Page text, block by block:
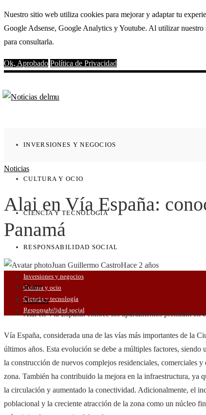
Nuestro sitio web utiliza cookies para mejorar y adaptar tu
Google Adsense, Google Analytics y Youtube. Al utilizar
para consultarla.
Ok, Aprobado Política de Privacidad
INVERSIONES Y NEGOCIOS
CULTURA Y OCIO
CIENCIA Y TECNOLOGÍA
RESPONSABILIDAD SOCIAL
Inversiones y negocios
Cultura y ocio
Ciencia y tecnología
Responsabilidad social
Noticias
Alai en Vía España:
Panamá
Juan Guillermo CastroHace 2 años
Home
Noticias
Alai en Vía España: conoce los apartamentos premium en
Vía España, considerada una de las vías más importantes de la
últimos años. Esta evolución se debe a múltiples factores, siendo
la construcción de nuevos complejos residenciales, comerciales
zona. También ha contribuido la mejora en la infraestructura, ya
la circulación y aumentado la conectividad. Adicionalmente, el
poblacional y la creciente atracción de la zona como un núcleo